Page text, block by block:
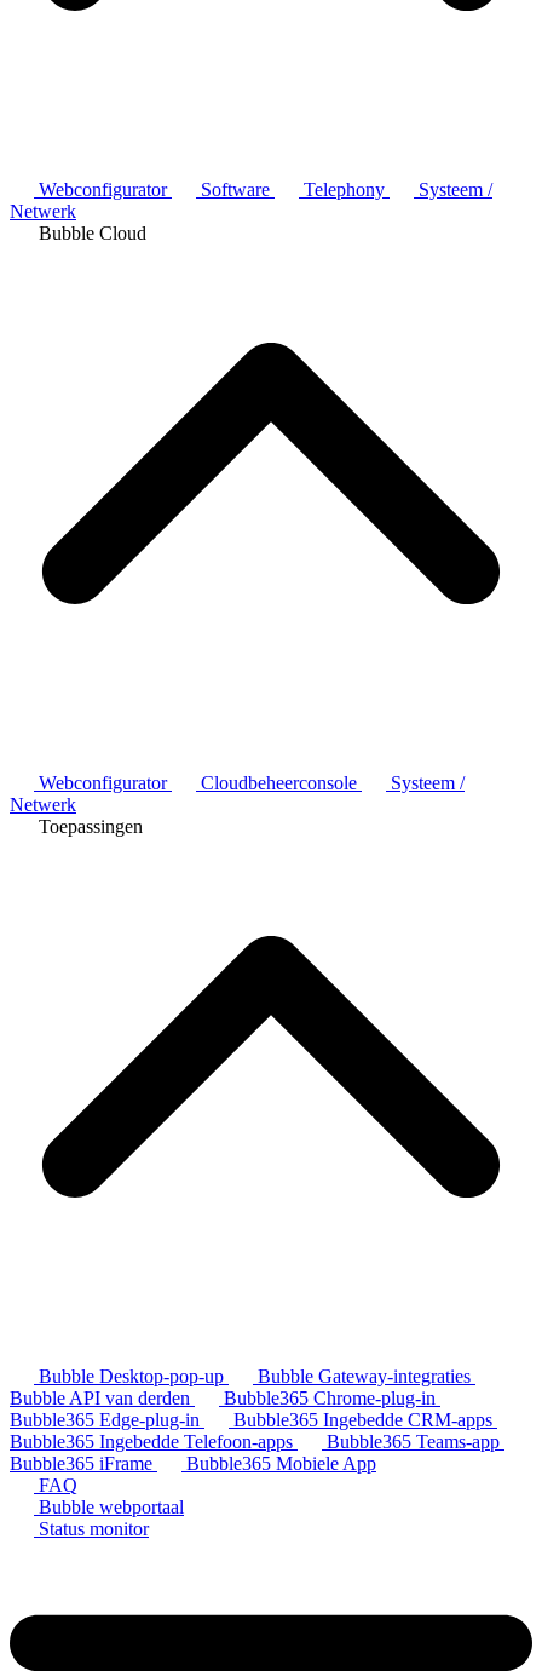
Webconfigurator Software Telephony
Systeem /
Netwerk
Bubble Cloud
Webconfigurator Cloudbeheerconsole
Systeem /
Netwerk
Toepassingen
Bubble Desktop-pop-up
Bubble Gateway-integraties
Bubble API van derden
Bubble365 Chrome-plug-in
Bubble365 Edge-plug-in
Bubble365 Ingebedde CRM-apps
Bubble365 Ingebedde Telefoon-apps
Bubble365 Teams-app
Bubble365 iFrame
Bubble365 Mobiele App
FAQ
Bubble webportaal
Status monitor